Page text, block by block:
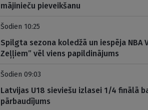
mājinieču pieveikšanu
Šodien 10:25
Spilgta sezona koledžā un iespēja NBA
Zeļļiem” vēl viens papildinājums
Šodien 09:03
Latvijas U18 sieviešu izlasei 1/4 finālā
pārbaudījums